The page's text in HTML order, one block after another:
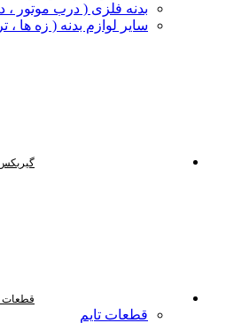
بدنه فلزی ( درب موتور ،
سایر لوازم بدنه ( زه ها
قطعات
قطعات تایم